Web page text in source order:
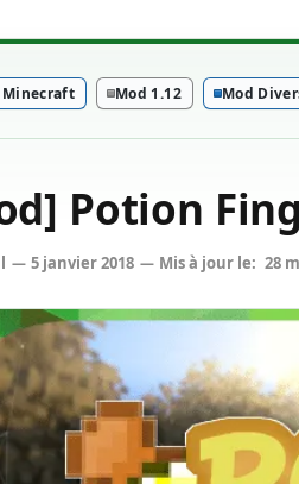
Minecraft Mod 1.12 Mod
Potion
5 janvier 2018 Mis à jour le: 28